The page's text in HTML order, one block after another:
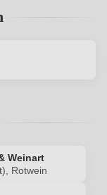
Weinart
Rotwein